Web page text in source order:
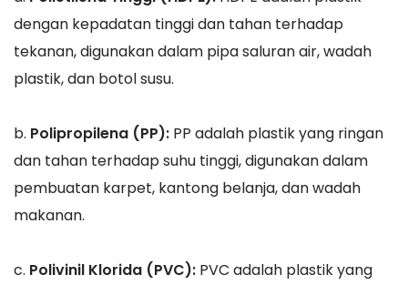
dengan kepadatan tinggi dan tahan terhadap
tekanan, digunakan dalam pipa saluran air, wadah
plastik, dan botol susu.
b. Polipropilena (PP): PP adalah plastik yang ringan
dan tahan terhadap suhu tinggi, digunakan dalam
pembuatan karpet, kantong belanja, dan wadah
makanan.
c. Polivinil Klorida (PVC): PVC adalah plastik yang